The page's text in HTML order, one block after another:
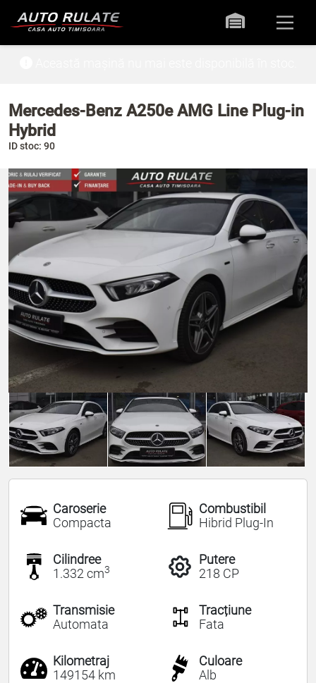
Mercedes-Benz A250e AMG Line Plug-in
Hybrid
ID stoc: 90
Caroserie
Compacta
Combustibil
Hibrid Plug-In
Cilindree
1.332 cm3
Putere
218 CP
Transmisie
Automata
Tracțiune
Fata
Kilometraj
149154 km
Culoare
Alb